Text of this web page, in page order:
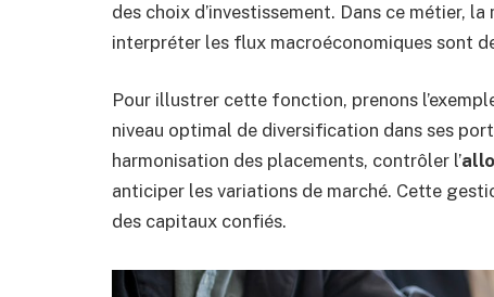
des choix d’investissement. Dans ce métier,
interpréter les flux macroéconomiques sont
Pour illustrer cette fonction, prenons
niveau optimal de diversification dans ses
harmonisation des placements, contrôler l’
anticiper les variations de marché. Cette
des capitaux confiés.